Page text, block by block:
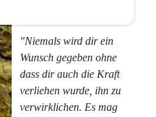
"Niemals wird dir ein
Wunsch gegeben ohne
dass dir auch die Kraft
verliehen wurde, ihn zu
verwirklichen. Es mag